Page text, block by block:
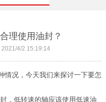
理使用油封？
4/2 15:19:14
情况，今天我们来探讨一下要怎
，低转速的轴应该使用低速油